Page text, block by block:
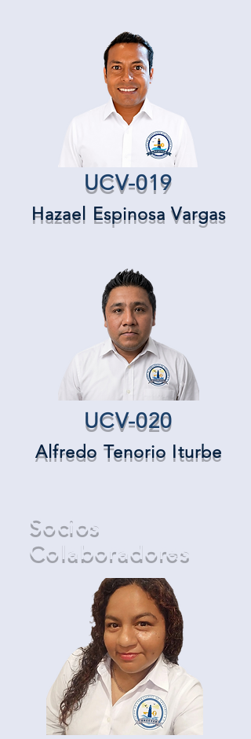
UCV-019
Hazael Espinosa Vargas
UCV-020
Alfredo Tenorio Iturbe
Socios
Colaboradores